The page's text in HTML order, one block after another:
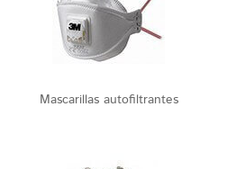
Mascarillas autofiltrantes